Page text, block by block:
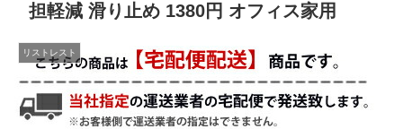
担軽減 滑り止め 1380円 オフィス家用
リストレスト